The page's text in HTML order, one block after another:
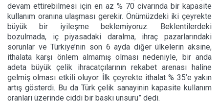
devam ettirebilmesi için en az % 70 civarında bir kapasite
kullanım oranına ulaşması gerekir. Önümüzdeki iki çeyrekte
büyük bir iyileşme beklemiyoruz. Beklentilerdeki
bozulmada, iç piyasadaki daralma, ihraç pazarlarındaki
sorunlar ve Türkiye’nin son 6 ayda diğer ülkelerin aksine,
ithalata karşı önlem almamış olması nedeniyle, bir anda
adeta büyük çelik ihracatçılarının rekabet arenası haline
gelmiş olması etkili oluyor. İlk çeyrekte ithalat % 35’e yakın
artış gösterdi. Bu da Türk çelik sanayinin kapasite kullanım
oranları üzerinde ciddi bir baskı unsuru” dedi.